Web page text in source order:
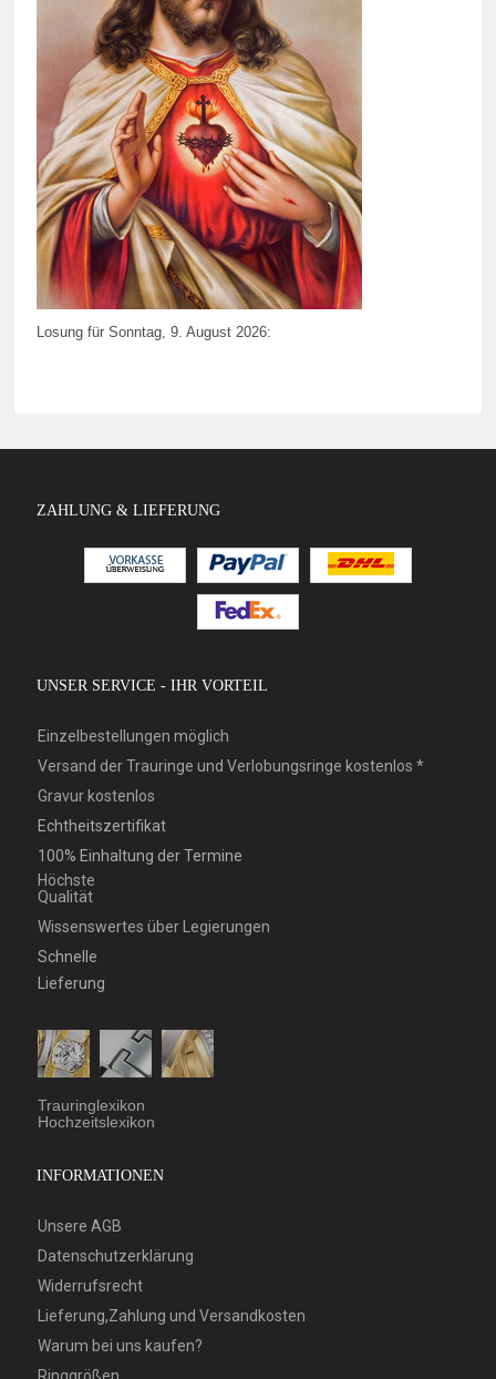
Losung für Sonntag, 9. August 2026:
ZAHLUNG & LIEFERUNG
UNSER SERVICE - IHR VORTEIL
Einzelbestellungen möglich
Versand der Trauringe und Verlobungsringe kostenlos *
Gravur kostenlos
Echtheitszertifikat
100% Einhaltung der Termine
Höchste
Qualität
Wissenswertes über Legierungen
Schnelle
Lieferung
Trauringlexikon
Hochzeitslexikon
INFORMATIONEN
Unsere AGB
Datenschutzerklärung
Widerrufsrecht
Lieferung,Zahlung und Versandkosten
Warum bei uns kaufen?